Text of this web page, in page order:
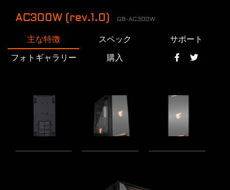
AC300W (rev.1.0) GB-AC300W
主な特徴 スペック
サポート
フォトギャラリー
購入